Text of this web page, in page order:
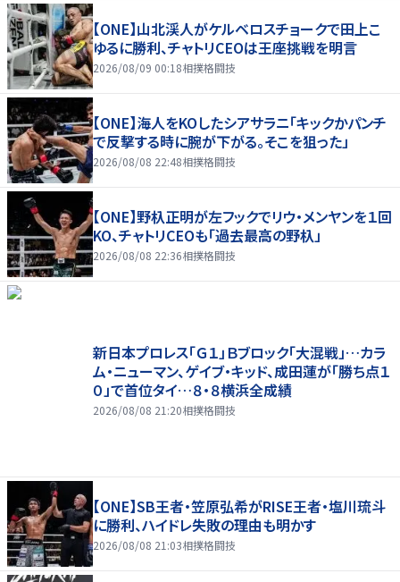
【ONE】山北渓人がケルベロスチョークで田上こ
ゆるに勝利、チャトリCEOは王座挑戦を明言
2026/08/09 00:18相撲格闘技
【ONE】海人をKOしたシアサラニ「キックかパンチ
で反撃する時に腕が下がる。そこを狙った」
2026/08/08 22:48相撲格闘技
【ONE】野杁正明が左フックでリウ・メンヤンを１回
KO、チャトリCEOも「過去最高の野杁」
2026/08/08 22:36相撲格闘技
新日本プロレス「Ｇ１」Ｂブロック「大混戦」…カラ
ム・ニューマン、ゲイブ・キッド、成田蓮が「勝ち点１
０」で首位タイ…８・８横浜全成績
2026/08/08 21:20相撲格闘技
【ONE】SB王者・笠原弘希がRISE王者・塩川琉斗
に勝利、ハイドレ失敗の理由も明かす
2026/08/08 21:03相撲格闘技